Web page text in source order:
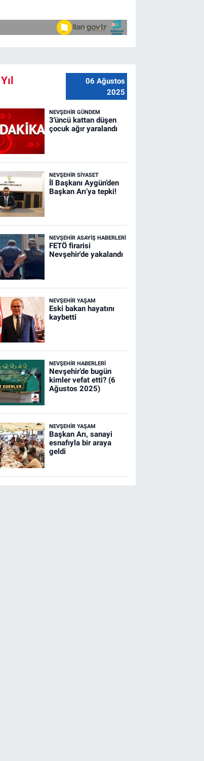
06 Ağustos
2025
NEVŞEHIR GÜNDEM
3'üncü kattan düşen
çocuk ağır yaralandı
NEVŞEHIR SIYASET
İl Başkanı Aygün’den
Başkan Arı’ya tepki!
NEVŞEHIR ASAYIŞ HABERLERI
FETÖ firarisi
Nevşehir'de yakalandı
NEVŞEHIR YAŞAM
Eski bakan hayatını
kaybetti
NEVŞEHIR HABERLERI
Nevşehir’de bugün
kimler vefat etti? (6
Ağustos 2025)
NEVŞEHIR YAŞAM
Başkan Arı, sanayi
esnafıyla bir araya
geldi